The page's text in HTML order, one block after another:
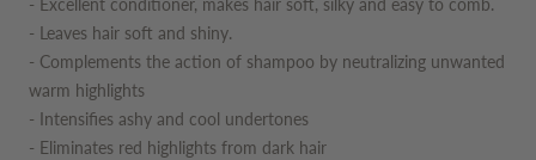
- Excellent conditioner, makes hair soft, silky and easy to comb.
- Leaves hair soft and shiny.
- Complements the action of shampoo by neutralizing unwanted
warm highlights
- Intensifies ashy and cool undertones
- Eliminates red highlights from dark hair